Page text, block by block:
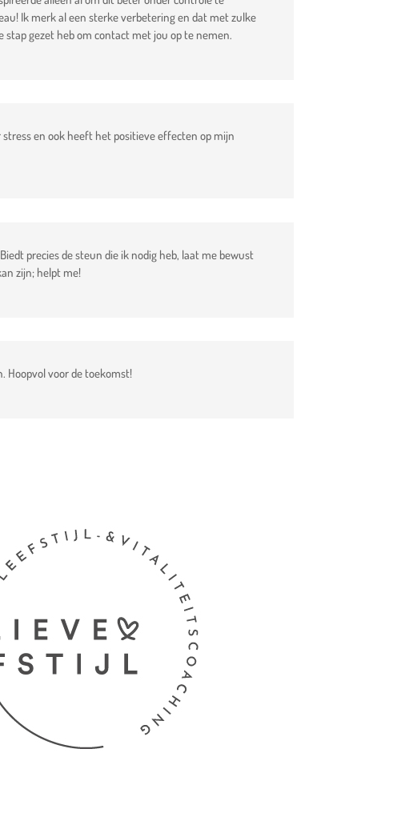
Ik merk al een sterke verbetering en dat met zulke
stap gezet heb om contact met jou op te nemen.
en ook heeft het positieve effecten op mijn
precies de steun die ik nodig heb, laat me bewust
zijn; helpt me!
Hoopvol voor de toekomst!